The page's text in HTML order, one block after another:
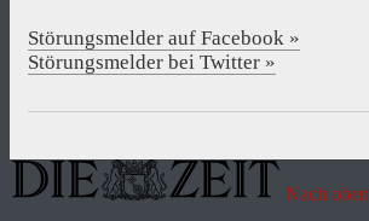
Störungsmelder auf Facebook »
Störungsmelder bei Twitter »
Nach oben